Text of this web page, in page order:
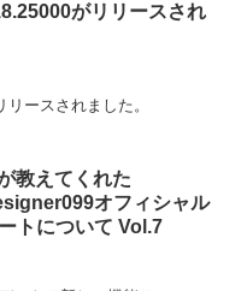
がリリースされ
ースされました。
教えてくれた
オフィシャル
トについて Vol.7